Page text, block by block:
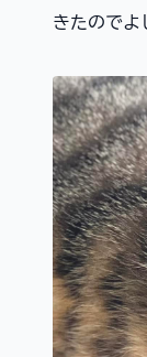
きたのでよ